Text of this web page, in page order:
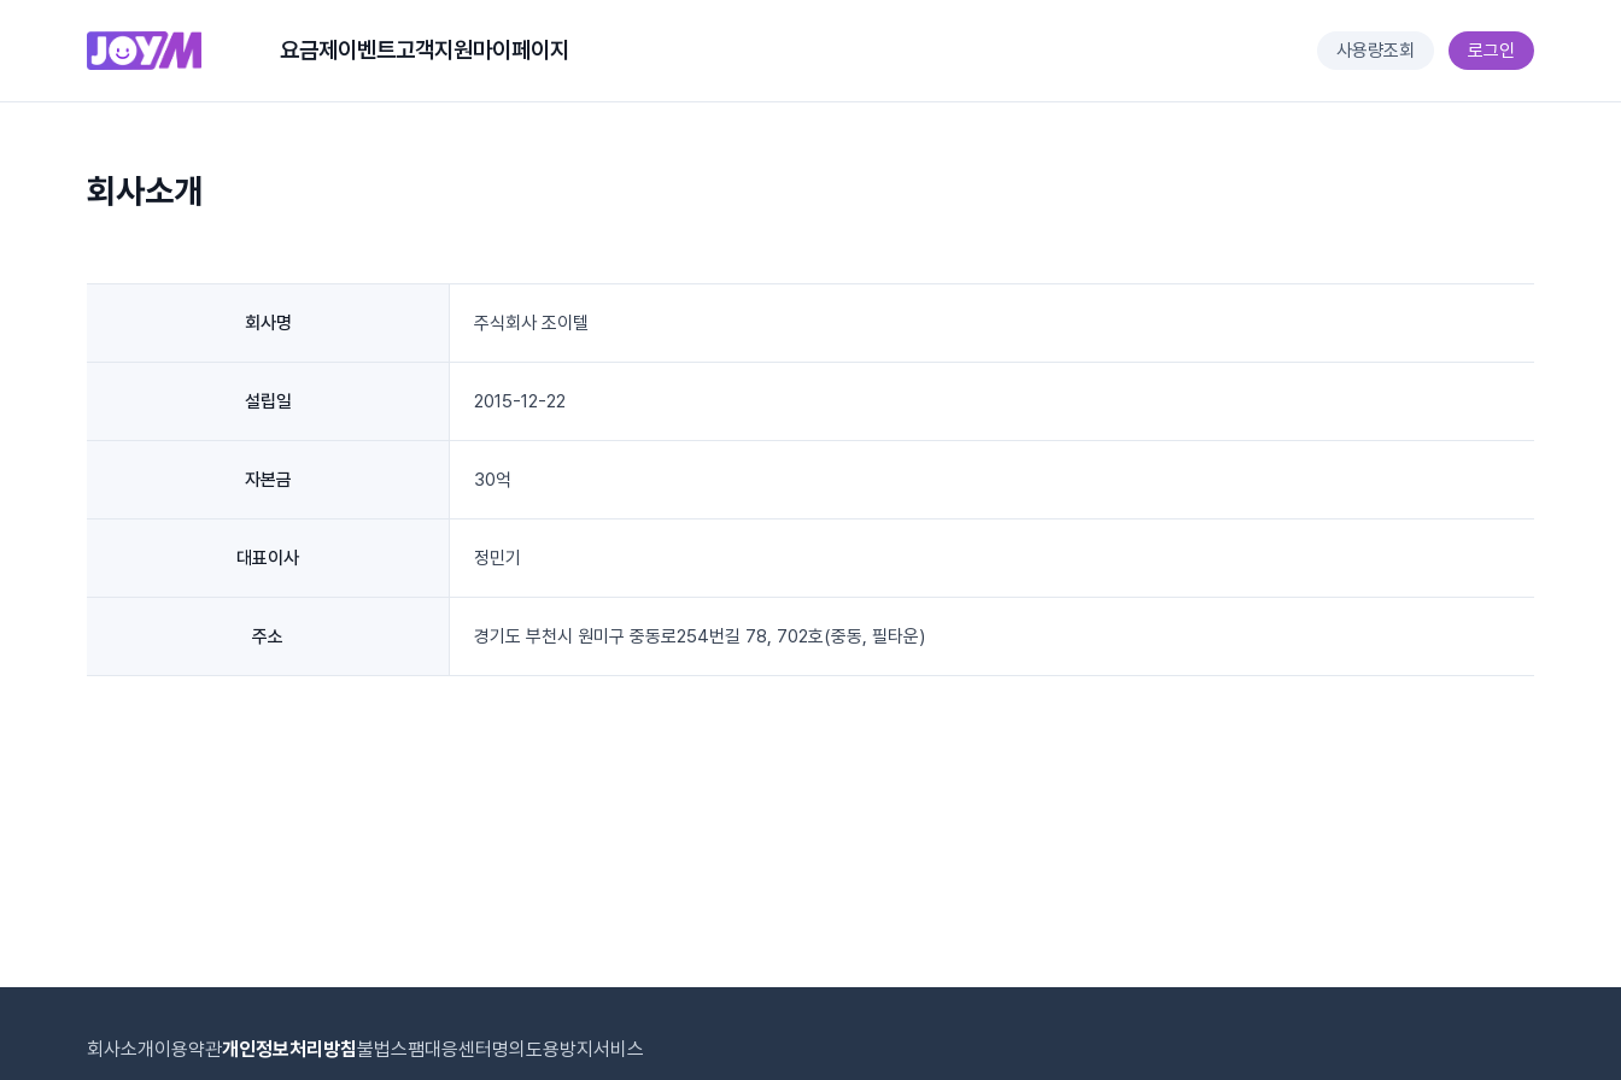
요금제 이벤트고객지원마이페이지 사용량조회 로그인
회사소개
회사명 주식회사 조이텔
설립일 2015-12-22
자본금 30억
대표이사 정민기
주소 경기도 부천시 원미구 중동로254번길 78, 702호(중동, 필타운)
회사소개 이용약관개인정보처리방침불법스팸대응센터 명의도용방지서비스